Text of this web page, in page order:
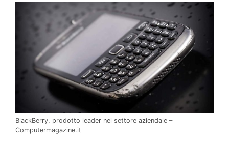
BlackBerry, prodotto leader nel settore aziendale –
Computermagazine.it